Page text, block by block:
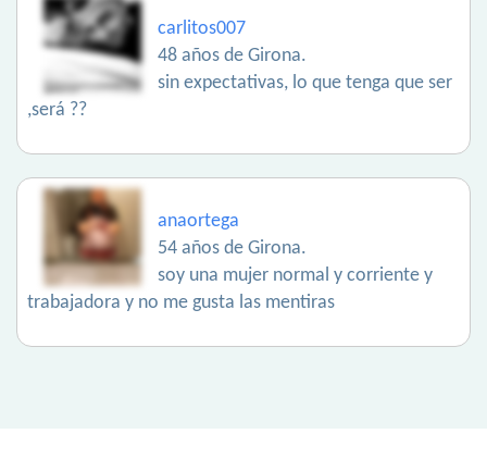
carlitos007
48 años de Girona.
sin expectativas, lo que tenga que ser
,será ??
anaortega
54 años de Girona.
soy una mujer normal y corriente y
trabajadora y no me gusta las mentiras